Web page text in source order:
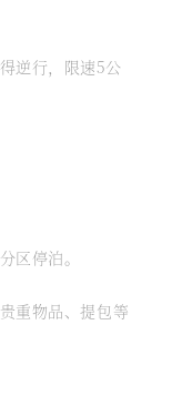
逆行，限速5公
区停泊。
重物品、提包等